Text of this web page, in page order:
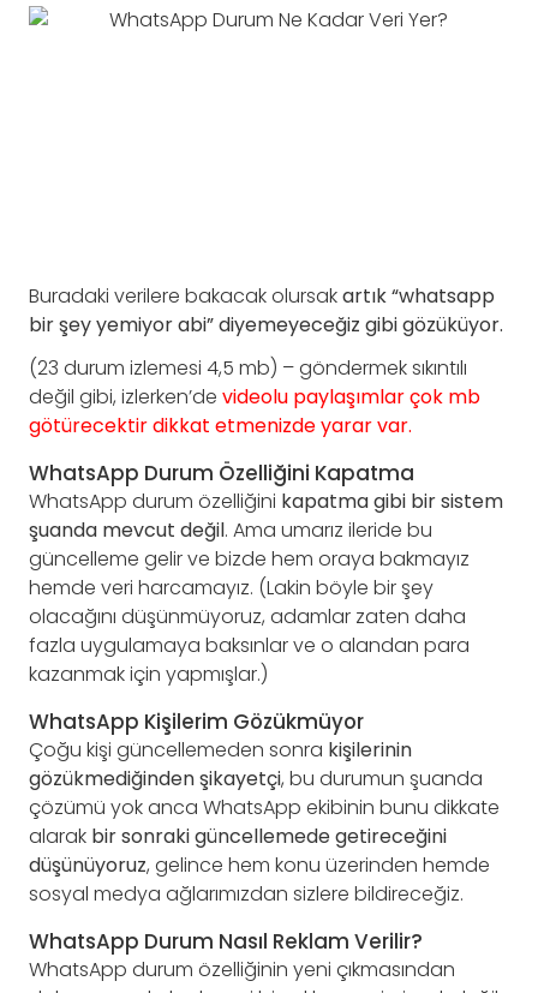
Buradaki verilere bakacak olursakartık “whatsapp
bir şey yemiyor abi” diyemeyeceğiz gibi gözüküyor.
(23 durum izlemesi 4,5 mb) – göndermek sıkıntılı
değil gibi, izlerken’de videolu paylaşımlar çok mb
götürecektir dikkat etmenizde yarar var.
WhatsApp Durum Özelliğini Kapatma
WhatsApp durum özelliğini kapatma gibi bir sistem
şuanda mevcut değil. Ama umarız ileride bu
güncelleme gelir ve bizde hem oraya bakmayız
hemde veri harcamayız. (Lakin böyle bir şey
olacağını düşünmüyoruz, adamlar zaten daha
fazla uygulamaya baksınlar ve o alandan para
kazanmak için yapmışlar.)
WhatsApp Kişilerim Gözükmüyor
Çoğu kişi güncellemeden sonra kişilerinin
gözükmediğinden şikayetçi, bu durumun şuanda
çözümü yok anca WhatsApp ekibinin bunu dikkate
alarak bir sonraki güncellemede getireceğini
düşünüyoruz, gelince hem konu üzerinden hemde
sosyal medya ağlarımızdan sizlere bildireceğiz.
WhatsApp Durum Nasıl Reklam Verilir?
WhatsApp durum özelliğinin yeni çıkmasından